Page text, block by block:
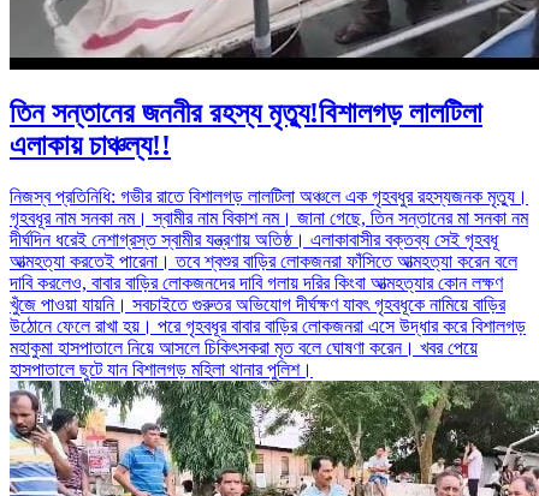
তিন সন্তানের জননীর রহস্য মৃত্যু!বিশালগড় লালটিলা
এলাকায় চাঞ্চল্য!!
নিজস্ব প্রতিনিধি: গভীর রাতে বিশালগড় লালটিলা অঞ্চলে এক গৃহবধুর রহস্যজনক মৃত্যু।
গৃহবধূর নাম সনকা নম। স্বামীর নাম বিকাশ নম। জানা গেছে, তিন সন্তানের মা সনকা নম
দীর্ঘদিন ধরেই নেশাগ্রস্ত স্বামীর যন্ত্রণায় অতিষ্ঠ। এলাকাবাসীর বক্তব্য সেই গৃহবধূ
আত্মহত্যা করতেই পারেনা। তবে শ্বশুর বাড়ির লোকজনরা ফাঁসিতে আত্মহত্যা করেন বলে
দাবি করলেও, বাবার বাড়ির লোকজনদের দাবি গলায় দরির কিংবা আত্মহত্যার কোন লক্ষণ
খুঁজে পাওয়া যায়নি। সবচাইতে গুরুতর অভিযোগ দীর্ঘক্ষণ যাবৎ গৃহবধূকে নামিয়ে বাড়ির
উঠোনে ফেলে রাখা হয়। পরে গৃহবধূর বাবার বাড়ির লোকজনরা এসে উদ্ধার করে বিশালগড়
মহাকুমা হাসপাতালে নিয়ে আসলে চিকিৎসকরা মৃত বলে ঘোষণা করেন। খবর পেয়ে
হাসপাতালে ছুটে যান বিশালগড় মহিলা থানার পুলিশ।